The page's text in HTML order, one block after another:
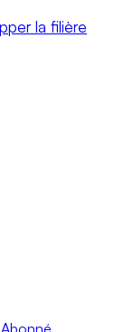
la filière
Abonné